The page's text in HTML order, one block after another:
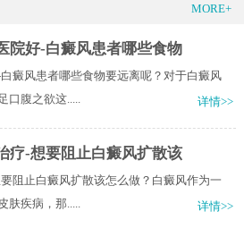
MORE+
院好-白癜风患者哪些食物
癜风患者哪些食物要远离呢？对于白癜风
口腹之欲这.....
详情>>
疗-想要阻止白癜风扩散该
阻止白癜风扩散该怎么做？白癜风作为一
肤疾病，那.....
详情>>